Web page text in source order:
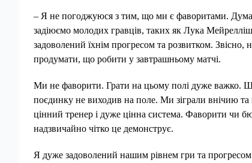
– Я не погоджуюся з тим, що ми є фаворитами.
задіюємо молодих гравців, таких як Лука
задоволений їхнім прогресом та розвитком.
продумати, що робити у завтрашньому матчі.
Ми не фаворити. Грати на цьому полі дуже важко.
поєдинку не виходив на поле. Ми зіграли внічию
цінний тренер і дуже цінна система. Фаворити чи
надзвичайно чітко це демонструє.
Я дуже задоволений нашим рівнем гри та